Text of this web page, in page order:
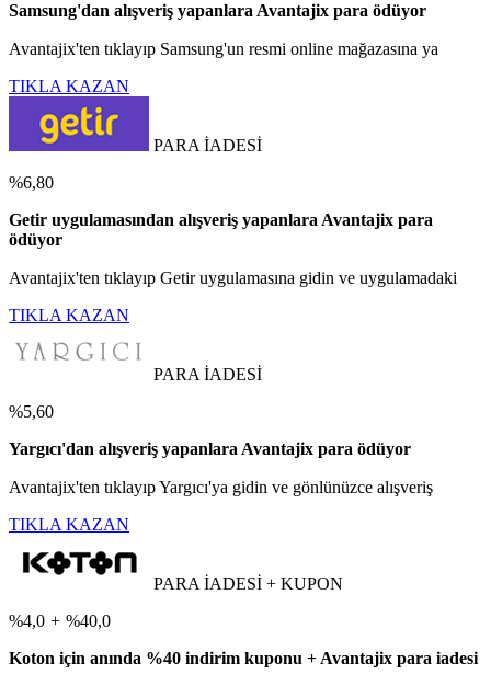
Samsung'dan alışveriş yapanlara Avantajix para ödüyor
Avantajix'ten tıklayıp Samsung'un resmi online mağazasına ya
TIKLA KAZAN
PARA İADESİ
%6,80
Getir uygulamasından alışveriş yapanlara Avantajix para
ödüyor
Avantajix'ten tıklayıp Getir uygulamasına gidin ve uygulamadaki
TIKLA KAZAN
PARA İADESİ
%5,60
Yargıcı'dan alışveriş yapanlara Avantajix para ödüyor
Avantajix'ten tıklayıp Yargıcı'ya gidin ve gönlünüzce alışveriş
TIKLA KAZAN
PARA İADESİ + KUPON
%4,0 + %40,0
Koton için anında %40 indirim kuponu + Avantajix para iadesi